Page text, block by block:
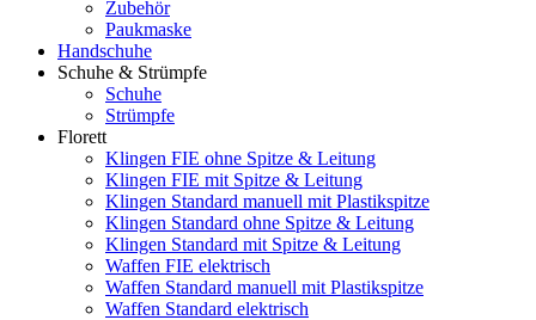
Zubehör
Paukmaske
Handschuhe
Schuhe & Strümpfe
Schuhe
Strümpfe
Florett
Klingen FIE ohne Spitze & Leitung
Klingen FIE mit Spitze & Leitung
Klingen Standard manuell mit Plastikspitze
Klingen Standard ohne Spitze & Leitung
Klingen Standard mit Spitze & Leitung
Waffen FIE elektrisch
Waffen Standard manuell mit Plastikspitze
Waffen Standard elektrisch